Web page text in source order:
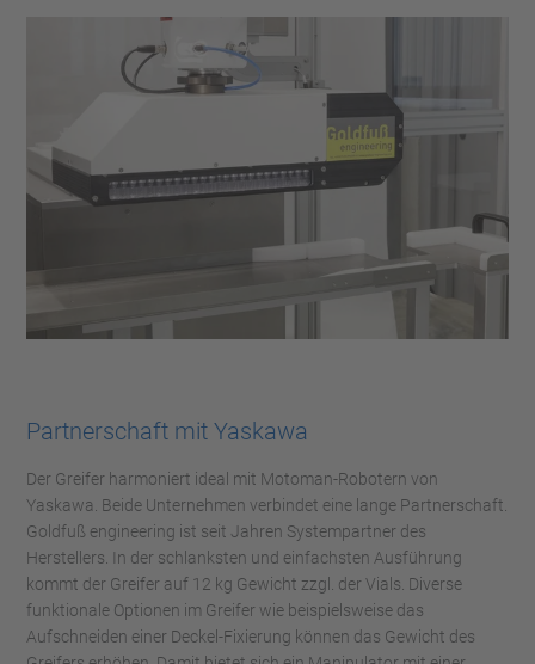
Partnerschaft mit Yaskawa
Der Greifer harmoniert ideal mit Motoman-Robotern von
Yaskawa. Beide Unternehmen verbindet eine lange Partnerschaft.
Goldfuß engineering ist seit Jahren Systempartner des
Herstellers. In der schlanksten und einfachsten Ausführung
kommt der Greifer auf 12 kg Gewicht zzgl. der Vials. Diverse
funktionale Optionen im Greifer wie beispielsweise das
Aufschneiden einer Deckel-Fixierung können das Gewicht des